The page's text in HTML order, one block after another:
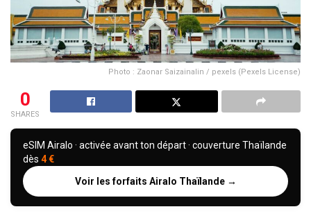
Photo : Zaonar Saizainalin / pexels (Pexels License)
0
SHARES
eSIM Airalo · activée avant ton départ · couverture Thaïlande
dès 4 €
Voir les forfaits Airalo Thaïlande →